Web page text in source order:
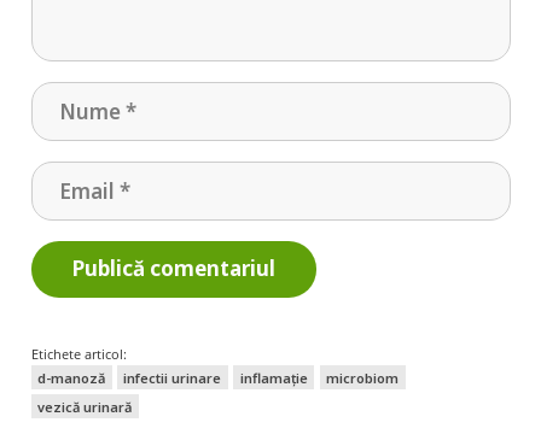
Publică comentariul
Etichete articol:
d-manoză
infectii urinare inflamație
microbiom
vezică urinară